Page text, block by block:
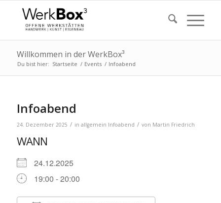
Willkommen in der WerkBox³
Du bist hier: Startseite / Events / Infoabend
Infoabend
24. Dezember 2025 / in allgemein Infoabend / von Martin Friedrich
WANN
24.12.2025
19:00 - 20:00